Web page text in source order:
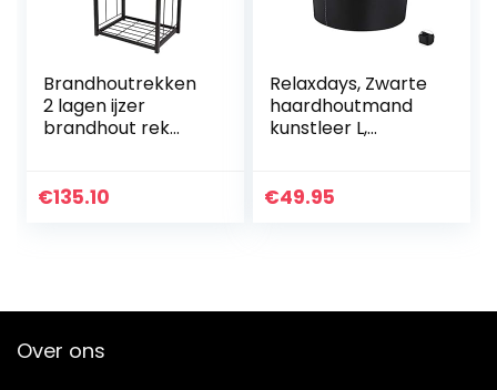
Brandhoutrekken
2 lagen ijzer
brandhout rek
gereedschap rack
€135.10
Relaxdays, Zwarte
haardhoutmand
kunstleer L,
met handgrepen,
€49.95
Over ons